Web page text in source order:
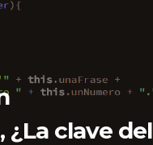
¿La clave del